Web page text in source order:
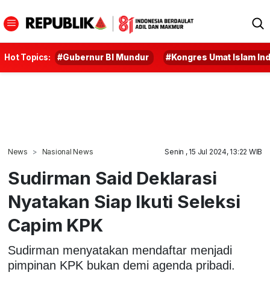
Hot Topics: #Gubernur BI Mundur #Kongres Umat Islam
News Nasional News Senin , 15 Jul 2024, 13:22 WIB
Sudirman Said Deklarasi
Nyatakan Siap Ikuti Seleksi
Capim KPK
Sudirman menyatakan mendaftar menjadi
pimpinan KPK bukan demi agenda pribadi.